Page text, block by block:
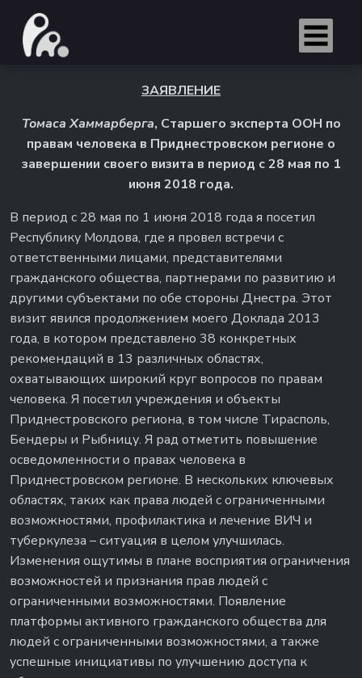
ЗАЯВЛЕНИЕ
Томаса Хаммарберга, Старшего эксперта ООН по
правам человека в Приднестровском регионе о
завершении своего визита в период с 28 мая по 1
июня 2018 года.
В период с 28 мая по 1 июня 2018 года я посетил
Республику Молдова, где я провел встречи с
ответственными лицами, представителями
гражданского общества, партнерами по развитию и
другими субъектами по обе стороны Днестра. Этот
визит явился продолжением моего Доклада 2013
года, в котором представлено 38 конкретных
рекомендаций в 13 различных областях,
охватывающих широкий круг вопросов по правам
человека. Я посетил учреждения и объекты
Приднестровского региона, в том числе Тирасполь,
Бендеры и Рыбницу. Я рад отметить повышение
осведомленности о правах человека в
Приднестровском регионе. В нескольких ключевых
областях, таких как права людей с ограниченными
возможностями, профилактика и лечение ВИЧ и
туберкулеза – ситуация в целом улучшилась.
Изменения ощутимы в плане восприятия ограничения
возможностей и признания прав людей с
ограниченными возможностями. Появление
платформы активного гражданского общества для
людей с ограниченными возможностями, а также
успешные инициативы по улучшению доступа к